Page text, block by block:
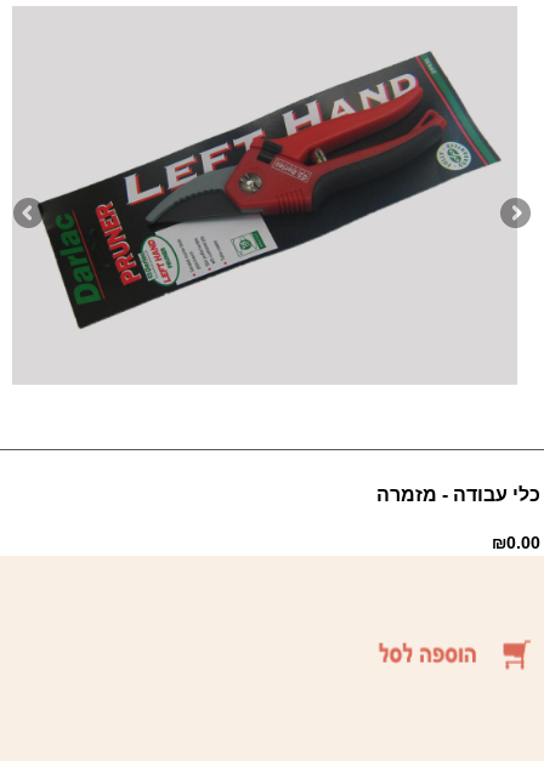
כלי עבודה - מזמרה
₪0.00